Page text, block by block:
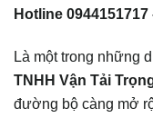
Hotline 0944151717
Là một trong những
TNHH Vận Tải
đường bộ càng mở